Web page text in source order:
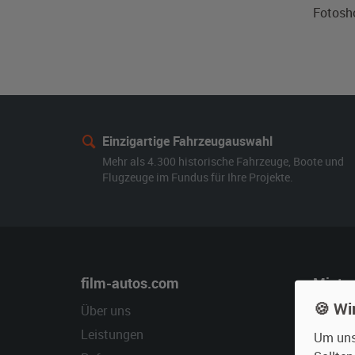
Einzigartige Fahrzeugauswahl
Mehr als 4.300 historische Fahrzeuge, Boote und
Flugzeuge im Fundus für Ihre Projekte.
film-autos.com
Über uns
Leistungen
🍪
Um